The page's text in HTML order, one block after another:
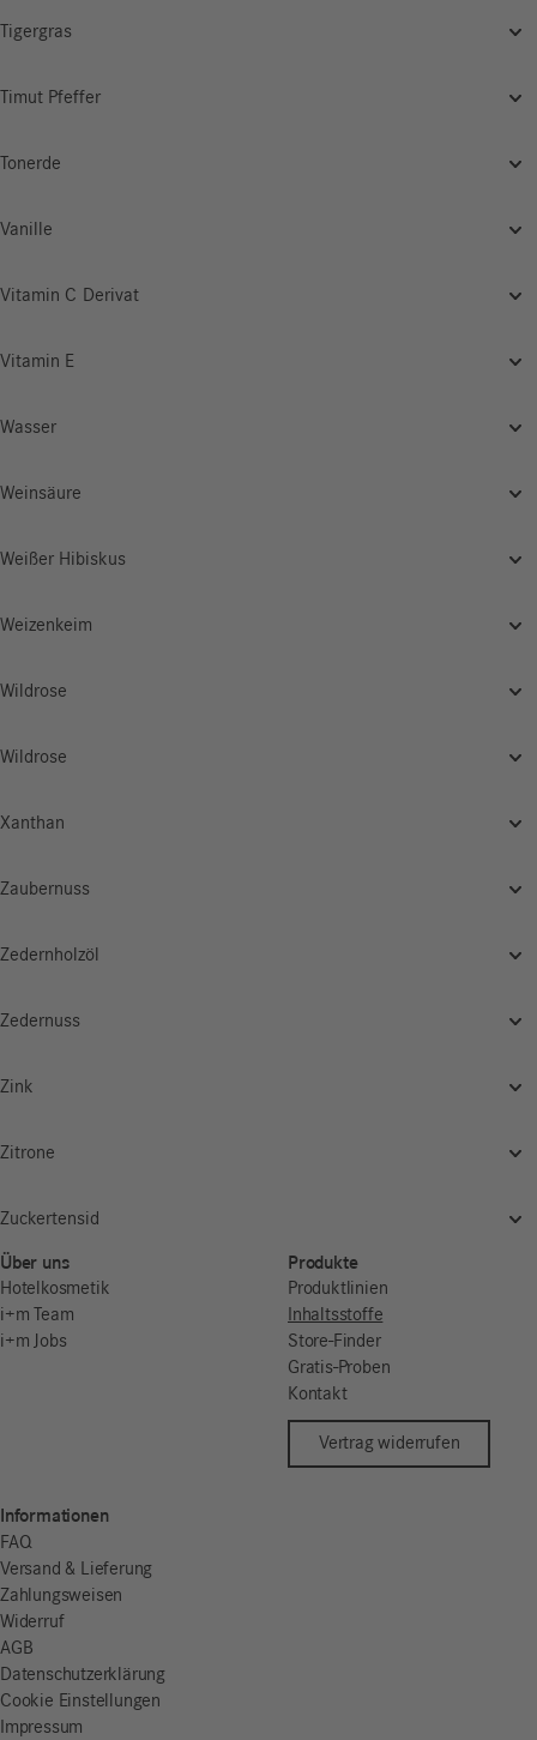
Tigergras
Timut Pfeffer
Tonerde
Vanille
Vitamin C Derivat
Vitamin E
Wasser
Weinsäure
Weißer Hibiskus
Weizenkeim
Wildrose
Wildrose
Xanthan
Zaubernuss
Zedernholzöl
Zedernuss
Zink
Zitrone
Zuckertensid
Über uns
Hotelkosmetik
i+m Team
i+m Jobs
Produkte
Produktlinien
Inhaltsstoffe
Store-Finder
Gratis-Proben
Kontakt
Vertrag widerrufen
Informationen
FAQ
Versand & Lieferung
Zahlungsweisen
Widerruf
AGB
Datenschutzerklärung
Cookie Einstellungen
Impressum